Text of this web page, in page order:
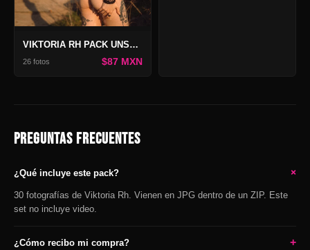
VIKTORIA RH PACK UNSAINTED
26 fotos $87 MXN
PREGUNTAS FRECUENTES
¿Qué incluye este pack? +
30 fotografías de Viktoria Rh. Vienen en JPG dentro de un ZIP. Este
set no incluye video.
¿Cómo recibo mi compra? +